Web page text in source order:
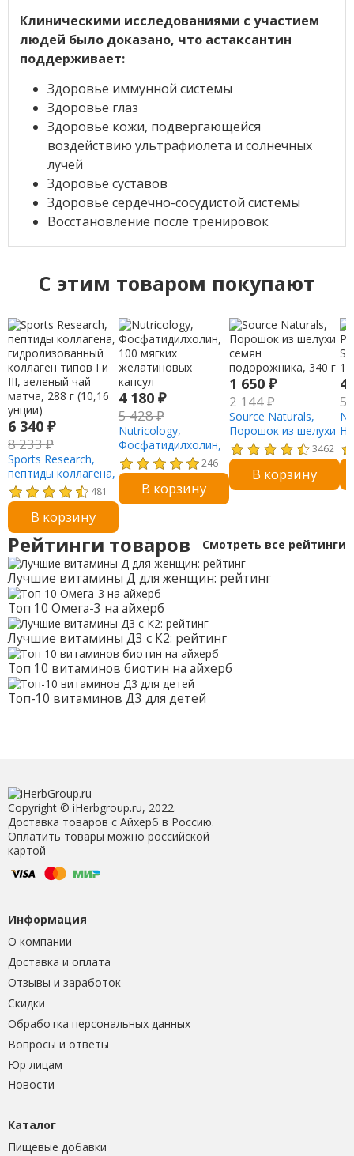
Клиническими исследованиями с участием
людей было доказано, что астаксантин
поддерживает:
Здоровье иммунной системы
Здоровье глаз
Здоровье кожи, подвергающейся
воздействию ультрафиолета и солнечных
лучей
Здоровье суставов
Здоровье сердечно-сосудистой системы
Восстановление после тренировок
C этим товаром покупают
6 340 ₽
8 233₽
Sports Research,
пептиды коллагена,
гидролизованный
коллаген типов I и
III, зеленый чай
матча, 288 г (10,16
унции)
481
В корзину
4 180 ₽
5 428₽
Nutricology,
Фосфатидилхолин,
100 мягких
желатиновых
капсул
246
В корзину
1 650 ₽
2 144₽
Source Naturals,
Порошок из шелухи
семян
подорожника, 340 г
3462
В корзину
4
5
Рейтинги товаров Смотреть все рейтинги
Лучшие витамины Д для женщин: рейтинг
Топ 10 Омега-3 на айхерб
Лучшие витамины Д3 с К2: рейтинг
Топ 10 витаминов биотин на айхерб
Топ-10 витаминов Д3 для детей
Copyright © iHerbgroup.ru, 2022.
Доставка товаров с Айхерб в Россию.
Оплатить товары можно российской
картой
Информация
О компании
Доставка и оплата
Отзывы и заработок
Скидки
Обработка персональных данных
Вопросы и ответы
Юр лицам
Новости
Каталог
Пищевые добавки